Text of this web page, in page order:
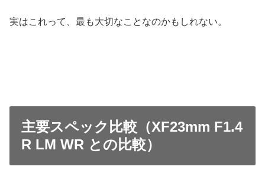
実はこれって、最も大切なことなのかもしれない。
主要スペック比較（XF23mm F1.4
R LM WR との比較）